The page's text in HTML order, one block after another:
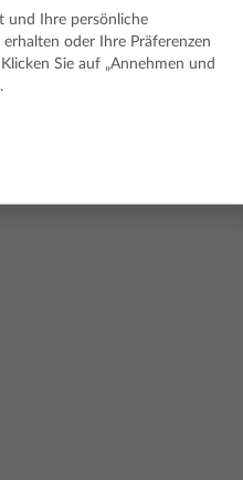
und Ihre persönliche
oder Ihre Präferenzen
Klicken Sie auf „Annehmen und